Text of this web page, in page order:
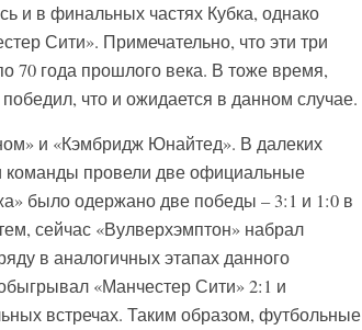
и в финальных частях Кубка, однако
Сити». Примечательно, что эти три
70 года прошлого века. В тоже время,
что и ожидается в данном случае.
и «Кэмбридж Юнайтед». В далеких
команды провели две официальные
было одержано две победы – 3:1 и 1:0 в
сейчас «Вулверхэмптон» набрал
в аналогичных этапах данного
«Манчестер Сити» 2:1 и
встречах. Таким образом, футбольные